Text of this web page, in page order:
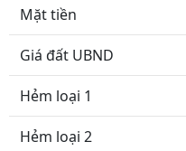
Mặt tiền
Giá đất UBND
Hẻm loại 1
Hẻm loại 2